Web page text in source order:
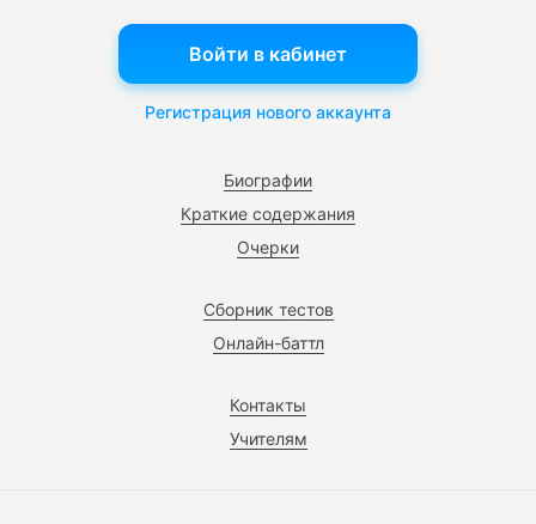
Биографии
Краткие содержания
Очерки
Сборник тестов
Онлайн-баттл
Контакты
Учителям
Войти в кабинет
Регистрация нового аккаунта